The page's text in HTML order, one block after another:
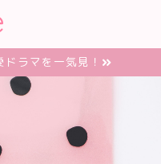
ラマを一気見！